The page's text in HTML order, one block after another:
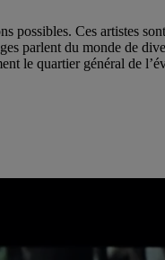
possibles. Ces artistes
parlent du monde de
le quartier général de
actuels de l’image fixe
l’écologie locale,
d’actualité, la
édition — en
artistes, plus de 2 000